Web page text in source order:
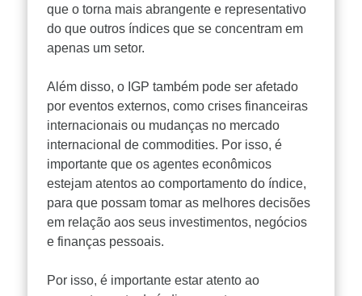
que o torna mais abrangente e representativo
do que outros índices que se concentram em
apenas um setor.
Além disso, o IGP também pode ser afetado
por eventos externos, como crises financeiras
internacionais ou mudanças no mercado
internacional de commodities. Por isso, é
importante que os agentes econômicos
estejam atentos ao comportamento do índice,
para que possam tomar as melhores decisões
em relação aos seus investimentos, negócios
e finanças pessoais.
Por isso, é importante estar atento ao